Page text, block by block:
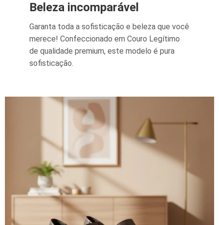
Beleza incomparável
Garanta toda a sofisticação e beleza que você
merece! Confeccionado em Couro Legítimo
de qualidade premium, este modelo é pura
sofisticação.